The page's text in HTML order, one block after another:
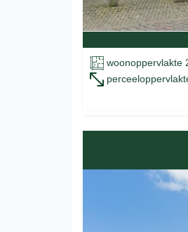
woonoppervlakte